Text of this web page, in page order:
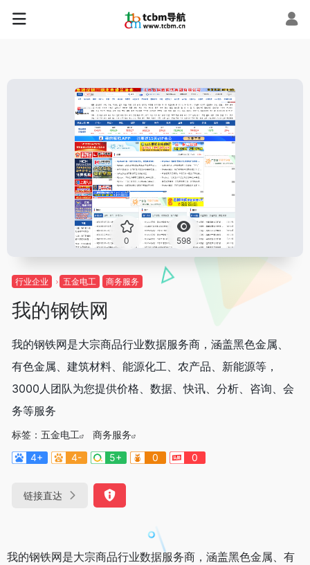
0 598
行业企业 五金电工 商务服务
我的钢铁网
我的钢铁网是大宗商品行业数据服务商，涵盖黑色金属、
有色金属、建筑材料、能源化工、农产品、新能源等，
3000人团队为您提供价格、数据、快讯、分析、咨询、会
务等服务
标签： 五金电工
商务服务
4+
4- 5+ 0 0
链接直达
我的钢铁网是大宗商品行业数据服务商，涵盖黑色金属、有